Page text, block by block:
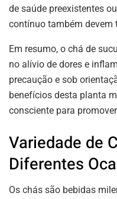
de saúde preexistentes
contínuo também devem
Em resumo, o chá de
no alívio de dores e
precaução e sob
benefícios desta planta
consciente para
Variedade de
Diferentes
Os chás são bebidas